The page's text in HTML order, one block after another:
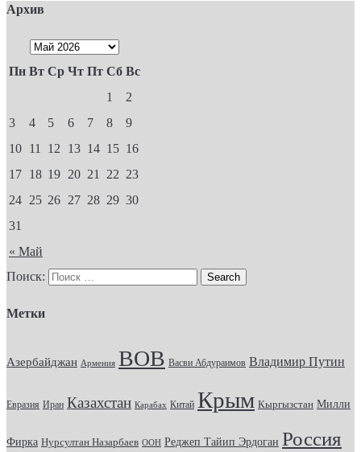
Архив
Пн Вт Ср Чт Пт Сб Вс
« Май
1
2
3
4 5 6 7 8
9
10 11 12 13 14 15 16
17 18 19 20 21 22 23
24 25 26 27 28 29 30
31
Поиск:
Метки
Азербайджан Армения ВОВ Васви Абдураимов Владимир Путин
Евразия Иран Казахстан Карабах Китай Крым Кыргызстан Милли
Фирка Нурсултан Назарбаев ООН Реджеп Тайип Эрдоган Россия